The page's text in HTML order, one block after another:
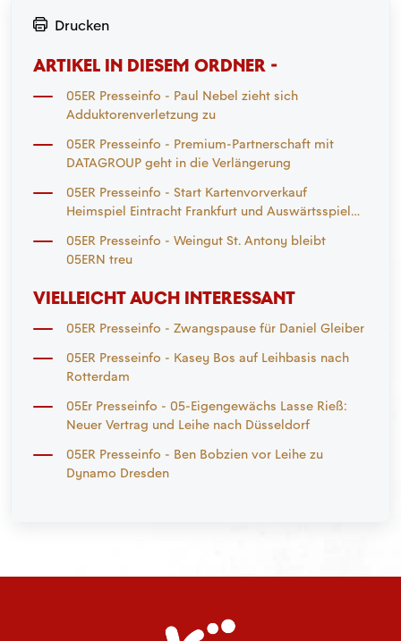
Drucken
ARTIKEL IN DIESEM ORDNER -
05ER Presseinfo - Paul Nebel zieht sich
Adduktorenverletzung zu
05ER Presseinfo - Premium-Partnerschaft mit
DATAGROUP geht in die Verlängerung
05ER Presseinfo - Start Kartenvorverkauf
Heimspiel Eintracht Frankfurt und Auswärtsspiel
05ER Presseinfo - Weingut St. Antony bleibt
05ERN treu
VIELLEICHT AUCH INTERESSANT
05ER Presseinfo - Zwangspause für Daniel Gleiber
05ER Presseinfo - Kasey Bos auf Leihbasis nach
Rotterdam
05Er Presseinfo - 05-Eigengewächs Lasse Rieß:
Neuer Vertrag und Leihe nach Düsseldorf
05ER Presseinfo - Ben Bobzien vor Leihe zu
Dynamo Dresden